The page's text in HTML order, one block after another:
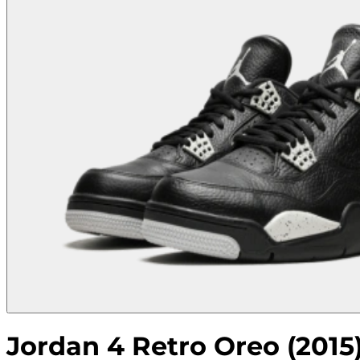
Jordan 4 Retro Oreo